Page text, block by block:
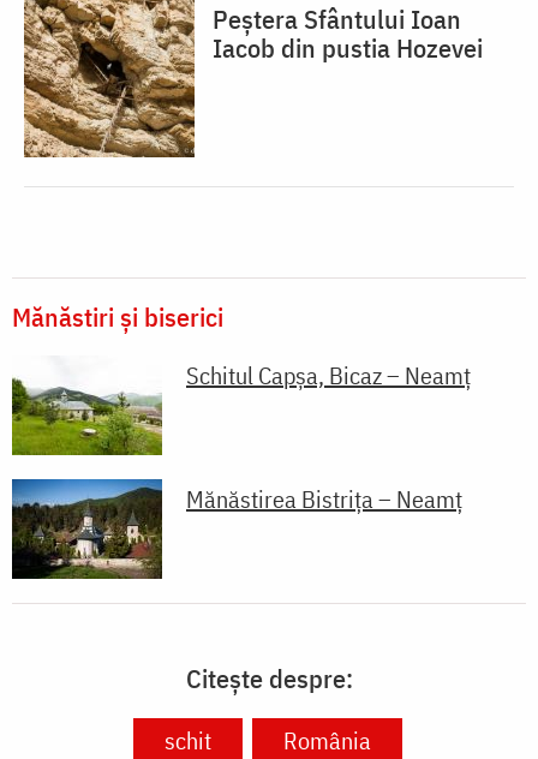
Peștera Sfântului Ioan
Iacob din pustia Hozevei
Mănăstiri și biserici
Schitul Capșa, Bicaz – Neamț
Mănăstirea Bistriţa – Neamţ
Citește despre:
schit
România